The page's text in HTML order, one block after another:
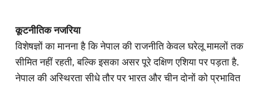
कूटनीतिक नजरिया
विशेषज्ञों का मानना है कि नेपाल की राजनीति केवल घरेलू मामलों तक
सीमित नहीं रहती, बल्कि इसका असर पूरे दक्षिण एशिया पर पड़ता है.
नेपाल की अस्थिरता सीधे तौर पर भारत और चीन दोनों को प्रभावित